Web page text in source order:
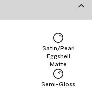
Semi-Gloss
Matte
Eggshell
Satin/Pearl